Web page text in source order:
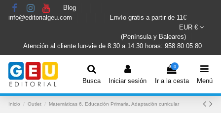
Blog
info@editorialgeu.com
Envío gratis a partir de 11€
EUR €
(Península y Baleares)
Atención al cliente lun-vie de 8:30 a 14:30 horas: 958 80 05 80
Busca Iniciar sesión
0
Ir a la cesta Menú
Inicio Outlet Matemáticas 6. Educación Primaria. Adaptación curricular